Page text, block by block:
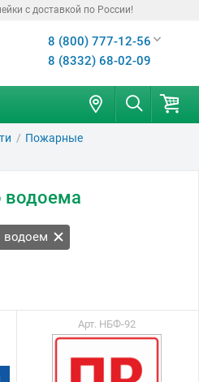
с доставкой по России!
8 (800) 777-12-56
8 (8332) 68-02-09
Пожарные
водоема
Арт. НБФ-92